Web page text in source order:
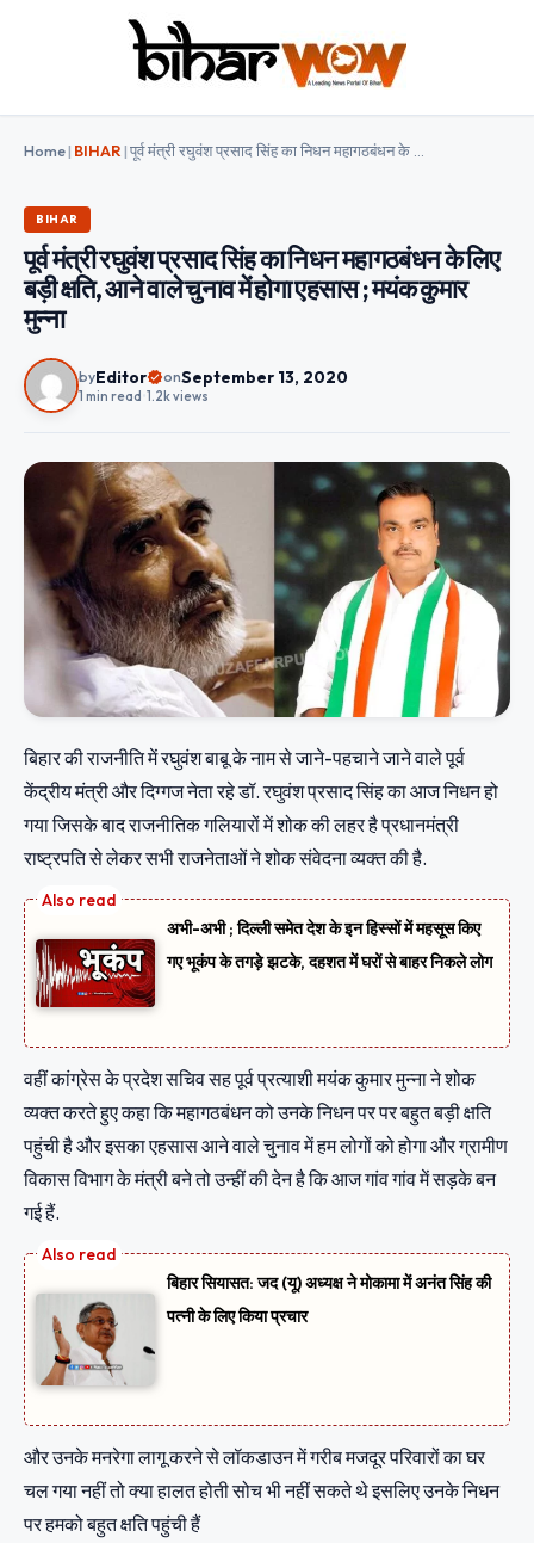
Home| BIHAR|
BIHAR
पूर्व मंत्री रघुवंश प्रसाद सिंह का निधन महागठबंधन के लिए
बड़ी क्षति, आने वाले चुनाव में होगा एहसास ; मयंक कुमार
मुन्ना
byEditor onSeptember 13, 2020
1 min read 1.2k views
बिहार की राजनीति में रघुवंश बाबू के नाम से जाने-पहचाने जाने वाले पूर्व
केंद्रीय मंत्री और दिग्गज नेता रहे डॉ. रघुवंश प्रसाद सिंह का आज निधन हो
गया जिसके बाद राजनीतिक गलियारों में शोक की लहर है प्रधानमंत्री
राष्ट्रपति से लेकर सभी राजनेताओं ने शोक संवेदना व्यक्त की है.
अभी-अभी ; दिल्ली समेत देश के इन हिस्सों में महसूस किए
गए भूकंप के तगड़े झटके, दहशत में घरों से बाहर निकले लोग
वहीं कांग्रेस के प्रदेश सचिव सह पूर्व प्रत्याशी मयंक कुमार मुन्ना ने शोक
व्यक्त करते हुए कहा कि महागठबंधन को उनके निधन पर पर बहुत बड़ी क्षति
पहुंची है और इसका एहसास आने वाले चुनाव में हम लोगों को होगा और ग्रामीण
विकास विभाग के मंत्री बने तो उन्हीं की देन है कि आज गांव गांव में सड़के बन
गई हैं.
बिहार सियासत: जद (यू) अध्यक्ष ने मोकामा में अनंत सिंह की
पत्नी के लिए किया प्रचार
और उनके मनरेगा लागू करने से लॉकडाउन में गरीब मजदूर परिवारों का घर
चल गया नहीं तो क्या हालत होती सोच भी नहीं सकते थे इसलिए उनके निधन
पर हमको बहुत क्षति पहुंची हैं